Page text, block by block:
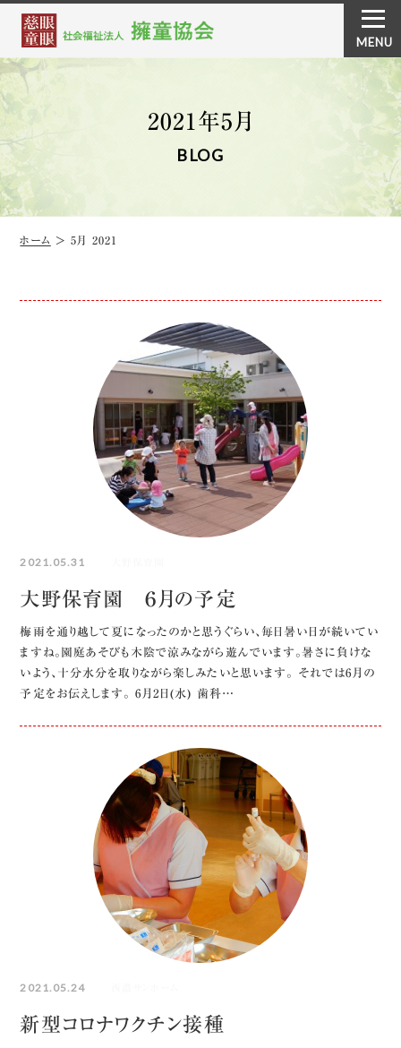
2021年5月
BLOG
ホーム ＞5月 2021
2021.05.31
大野保育園 ６月の予定
梅雨を通り越して夏になったのかと思うぐらい、毎日暑い日が続いてい
ますね。園庭あそびも木陰で涼みながら遊んでいます。暑さに負けな
いよう、十分水分を取りながら楽しみたいと思います。 それでは6月の
予定をお伝えします。 6月2日(水) 歯科…
2021.05.24
新型コロナワクチン接種